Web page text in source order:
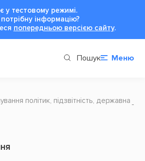
у тестовому режимі.
інформацію?
попередньою версією сайту.
Пошук Меню
політик, підзвітність, державна